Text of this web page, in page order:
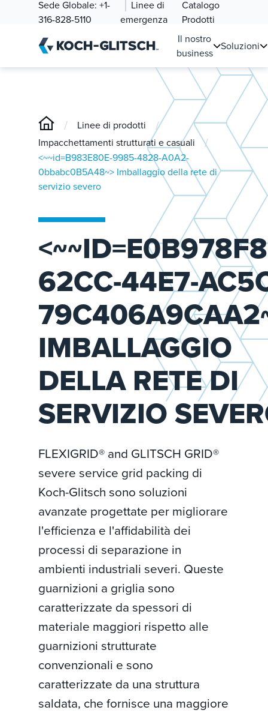
Sede Globale: +1-
316-828-5110
Linee di
emergenza
Catalogo
Prodotti
Il nostro
business
Soluzioni
/ Linee di prodotti /
Impacchettamenti strutturati e casuali /
<~~id=B983E80E-9985-4828-A0A2-
0bbabc0B5A48~> Imballaggio della rete di
servizio severo
62CC-44E7-
IMBALLAGGIO
DELLA RETE DI
SERVIZIO
FLEXIGRID® and GLITSCH GRID®
severe service grid packing di
Koch-Glitsch sono soluzioni
avanzate progettate per migliorare
l'efficienza e l'affidabilità dei
processi di separazione in
ambienti industriali severi. Queste
guarnizioni a griglia sono
caratterizzate da spessori di
materiale maggiori rispetto alle
guarnizioni strutturate
convenzionali e sono
caratterizzate da una struttura
saldata, che fornisce una maggiore